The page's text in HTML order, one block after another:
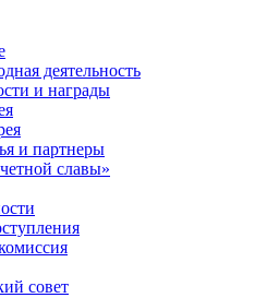
деятельность
и награды
и партнеры
славы»
совет